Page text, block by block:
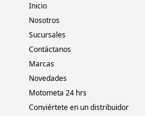
Inicio
Nosotros
Sucursales
Contáctanos
Marcas
Novedades
Motometa 24 hrs
Conviértete en un distribuidor